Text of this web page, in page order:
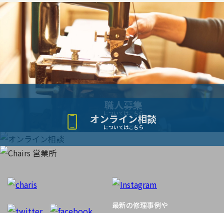
シ
ョ
ン
職人募集
についてはこちら
オンライン相談
についてはこちら
最新の修理事例や